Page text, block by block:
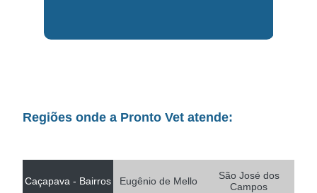
Regiões onde a Pronto Vet atende:
Caçapava - Bairros Eugênio de Mello
São José dos
Campos